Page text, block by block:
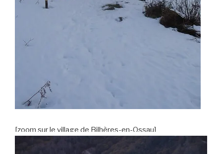
[zoom sur le village de Bilhères-en-Ossau]